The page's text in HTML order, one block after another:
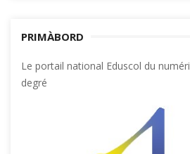
PRIMÀBORD
Le portail national Eduscol du
degré